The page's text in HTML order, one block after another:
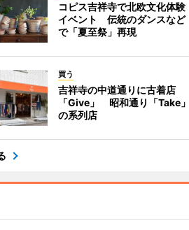
コピス吉祥寺で北欧文化体験
イベント 伝統のダンスなど
で「夏至祭」再現
買う
吉祥寺の中道通りに古着店
「Give」 昭和通り「Take」
の系列店